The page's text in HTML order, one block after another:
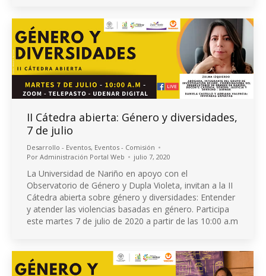
II Cátedra abierta: Género y diversidades,
7 de julio
Desarrollo - Eventos, Eventos - Comisión
Por Administración Portal Web julio 7, 2020
La Universidad de Nariño en apoyo con el
Observatorio de Género y Dupla Violeta, invitan a la II
Cátedra abierta sobre género y diversidades: Entender
y atender las violencias basadas en género. Participa
este martes 7 de julio de 2020 a partir de las 10:00 a.m